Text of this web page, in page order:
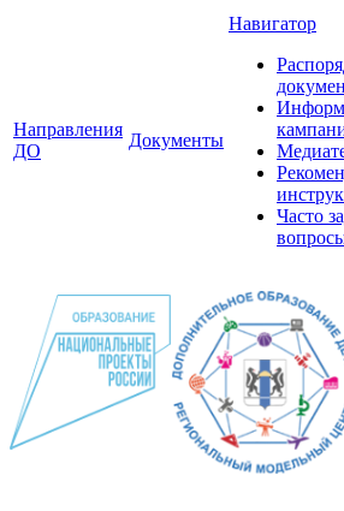
Направления
ДО
Документы
Навигатор
Часто